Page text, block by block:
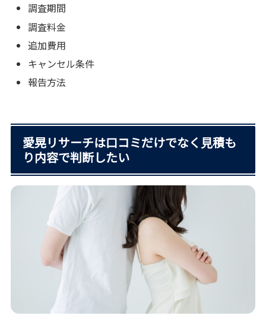
調査期間
調査料金
追加費用
キャンセル条件
報告方法
愛晃リサーチは口コミだけでなく見積も
り内容で判断したい